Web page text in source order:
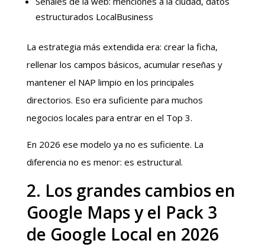
estructurados LocalBusiness
La estrategia más extendida era: crear la ficha,
rellenar los campos básicos, acumular reseñas y
mantener el NAP limpio en los principales
directorios. Eso era suficiente para muchos
negocios locales para entrar en el Top 3.
En 2026 ese modelo ya no es suficiente. La
diferencia no es menor: es estructural.
2. Los grandes cambios en
Google Maps y el Pack 3
de Google Local en 2026